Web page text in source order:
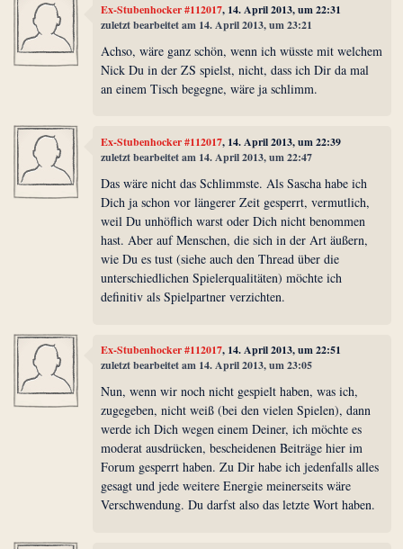
Ex-Stubenhocker #112017, 14. April 2013, um 22:31
zuletzt bearbeitet am 14. April 2013, um 23:21
Achso, wäre ganz schön, wenn ich wüsste mit welchem
Nick Du in der ZS spielst, nicht, dass ich Dir da mal
an einem Tisch begegne, wäre ja schlimm.
Ex-Stubenhocker #112017, 14. April 2013, um 22:39
zuletzt bearbeitet am 14. April 2013, um 22:47
Das wäre nicht das Schlimmste. Als Sascha habe ich
Dich ja schon vor längerer Zeit gesperrt, vermutlich,
weil Du unhöflich warst oder Dich nicht benommen
hast. Aber auf Menschen, die sich in der Art äußern,
wie Du es tust (siehe auch den Thread über die
unterschiedlichen Spielerqualitäten) möchte ich
definitiv als Spielpartner verzichten.
Ex-Stubenhocker #112017, 14. April 2013, um 22:51
zuletzt bearbeitet am 14. April 2013, um 23:05
Nun, wenn wir noch nicht gespielt haben, was ich,
zugegeben, nicht weiß (bei den vielen Spielen), dann
werde ich Dich wegen einem Deiner, ich möchte es
moderat ausdrücken, bescheidenen Beiträge hier im
Forum gesperrt haben. Zu Dir habe ich jedenfalls alles
gesagt und jede weitere Energie meinerseits wäre
Verschwendung. Du darfst also das letzte Wort haben.